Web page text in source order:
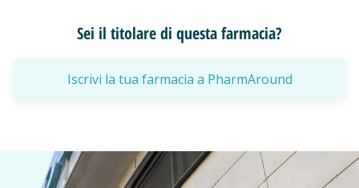
Sei il titolare di questa farmacia?
Iscrivi la tua farmacia a PharmAround